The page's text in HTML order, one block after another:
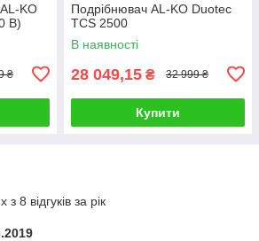
KO
В)
₴
Подрібнювач AL-KO Duotec
TCS 2500
В наявності
28 049,15 ₴ 32 999 ₴
Купити
8 відгуків за рік